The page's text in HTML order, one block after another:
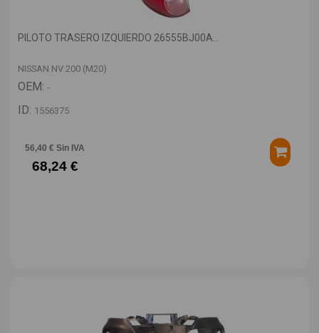
PILOTO TRASERO IZQUIERDO 26555BJ00A...
NISSAN NV 200 (M20)
OEM: -
ID: 1556375
56,40 € Sin IVA
68,24 €